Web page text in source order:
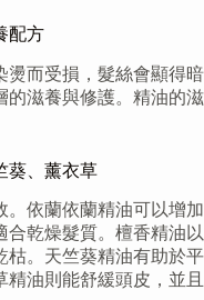
配方
燙而受損，髮絲會顯得暗
的滋養與修護。精油的滋
葵、薰衣草
。依蘭依蘭精油可以增加
合乾燥髮質。檀香精油以
枯。天竺葵精油有助於平
油則能舒緩頭皮，並且